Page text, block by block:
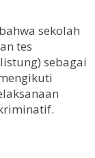
sekolah
tes
sebagai